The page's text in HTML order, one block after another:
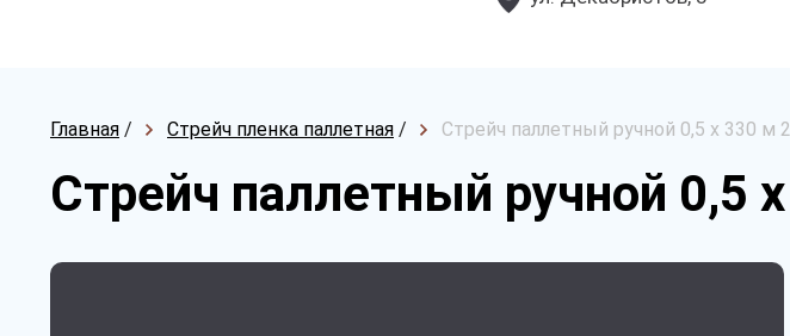
Главная / Стрейч пленка паллетная / Стрейч паллетный ручной 0,5 х 330 м
Стрейч паллетный ручной 0,5